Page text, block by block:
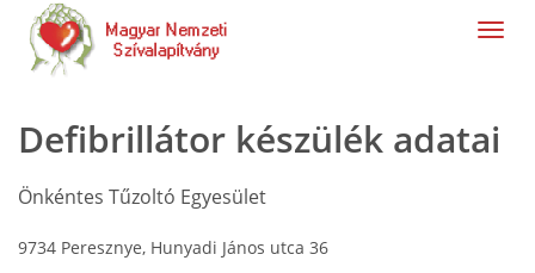
Defibrillátor készülék adatai
Önkéntes Tűzoltó Egyesület
9734 Peresznye, Hunyadi János utca 36